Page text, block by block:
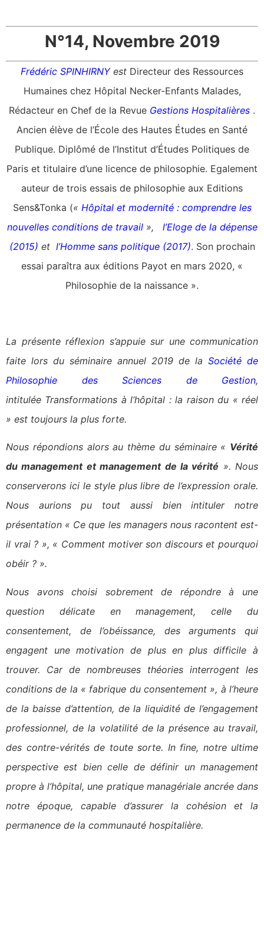
N°14, Novembre 2019
Frédéric SPINHIRNYest Directeur des Ressources
Humaines chez Hôpital Necker-Enfants Malades,
Rédacteur en Chef de la Revue Gestions Hospitalières .
Ancien élève de l’École des Hautes Études en Santé
Publique. Diplômé de l’Institut d’Études Politiques de
Paris et titulaire d’une licence de philosophie. Egalement
auteur de trois essais de philosophie aux Editions
Sens&Tonka (« Hôpital et modernité : comprendre les
nouvelles conditions de travail», l’Eloge de la dépense
(2015) et l’Homme sans politique (2017). Son prochain
essai paraîtra aux éditions Payot en mars 2020, «
Philosophie de la naissance ».
La présente réflexion s’appuie sur une communication
faite lors du séminaire annuel 2019 de la Société de
Philosophie des Sciences de Gestion,
intitulée Transformations à l’hôpital : la raison du « réel
» est toujours la plus forte.
Nous répondions alors au thème du séminaire « Vérité
du management et management de la vérité ». Nous
conserverons ici le style plus libre de l’expression orale.
Nous aurions pu tout aussi bien intituler notre
présentation « Ce que les managers nous racontent est-
il vrai ? », « Comment motiver son discours et pourquoi
obéir ? ».
Nous avons choisi sobrement de répondre à une
question délicate en management, celle du
consentement, de l’obéissance, des arguments qui
engagent une motivation de plus en plus difficile à
trouver. Car de nombreuses théories interrogent les
conditions de la « fabrique du consentement », à l’heure
de la baisse d’attention, de la liquidité de l’engagement
professionnel, de la volatilité de la présence au travail,
des contre-vérités de toute sorte. In fine, notre ultime
perspective est bien celle de définir un management
propre à l’hôpital, une pratique managériale ancrée dans
notre époque, capable d’assurer la cohésion et la
permanence de la communauté hospitalière.